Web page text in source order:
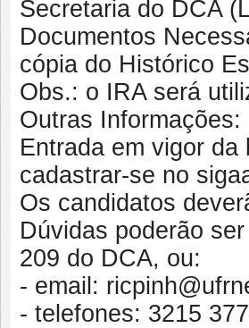
Secretaria do DCA
Documentos
cópia do Histórico
Obs.: o IRA será
Outras Informações:
Entrada em vigor
cadastrar-se no
Os candidatos
Dúvidas poderão
209 do DCA, ou:
- email:
- telefones: 3215